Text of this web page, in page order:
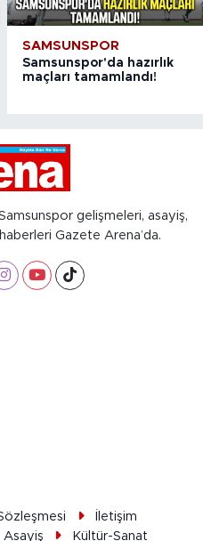
SAMSUNSPOR
Samsunspor'da hazırlık
maçları tamamlandı!
gelişmeleri, asayiş,
Gazete Arena’da.
İletişim
Asayiş Kültür-Sanat